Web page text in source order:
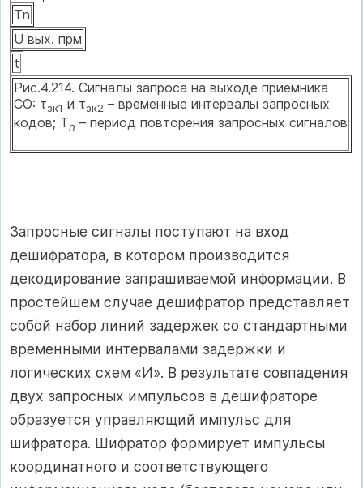
Тn
U вых. прм
t
Рис.4.214. Сигналы запроса на выходе приемника
СО: τзк1 и τзк2 – временные интервалы запросных
кодов; Тn – период повторения запросных сигналов
Запросные сигналы поступают на вход
дешифратора, в котором производится
декодирование запрашиваемой информации. В
простейшем случае дешифратор представляет
собой набор линий задержек со стандартными
временными интервалами задержки и
логических схем «И». В результате совпадения
двух запросных импульсов в дешифраторе
образуется управляющий импульс для
шифратора. Шифратор формирует импульсы
координатного и соответствующего